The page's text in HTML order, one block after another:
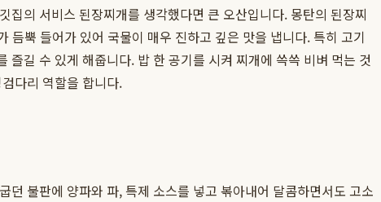
집의 서비스 된장찌개를 생각했다면 큰 오산입니다. 몽탄의 된장찌
뿍 들어가 있어 국물이 매우 진하고 깊은 맛을 냅니다. 특히 고기
길 수 있게 해줍니다. 밥 한 공기를 시켜 찌개에 쓱쓱 비벼 먹는 것
다리 역할을 합니다.
불판에 양파와 파, 특제 소스를 넣고 볶아내어 달콤하면서도 고소